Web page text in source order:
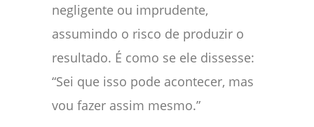
negligente ou imprudente,
assumindo o risco de produzir o
resultado. É como se ele dissesse:
“Sei que isso pode acontecer, mas
vou fazer assim mesmo.”